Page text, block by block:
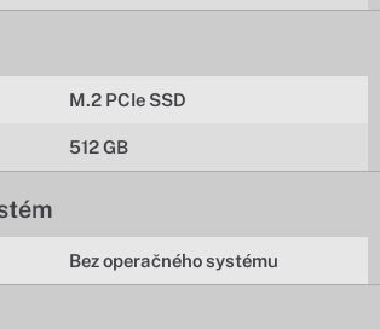
M.2 PCIe SSD
512 GB
Bez operačného systému